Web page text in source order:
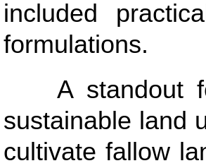
included
formulations.
A standout
sustainable land
cultivate fallow